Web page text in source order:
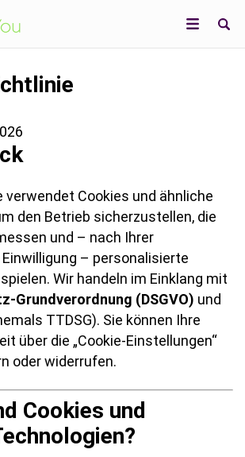
verwendet Cookies und ähnliche
den Betrieb sicherzustellen, die
und – nach Ihrer
– personalisierte
Wir handeln im Einklang mit
Grundverordnung (DSGVO) und
TTDSG). Sie können Ihre
über die „Cookie-Einstellungen“
oder widerrufen.
Cookies und